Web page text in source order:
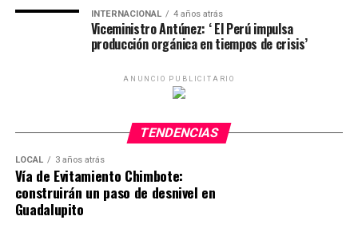
En la app también podrán conocer cuáles son los
requisitos para solicitar su afiliación al programa del
Midis y absolver sus dudas a preguntas frecuentes.
Yachaq también se puede utilizar en una computadora, a
https://movil.pension65.gob.pe/yachaq/#/. En ambas
plataformas, el aplicativo cuenta con versiones en
lenguas originarias: aimara y quechua.
INTERNACIONAL 4 años atrás
Viceministro Antúnez: ‘ El Perú impulsa
producción orgánica en tiempos de crisis’
ANUNCIO PUBLICITARIO
TENDENCIAS
LOCAL 3 años atrás
Vía de Evitamiento Chimbote:
construirán un paso de desnivel en
Guadalupito